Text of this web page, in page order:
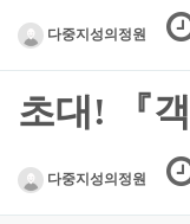
다중지성의정원
초대! 『
다중지성의정원